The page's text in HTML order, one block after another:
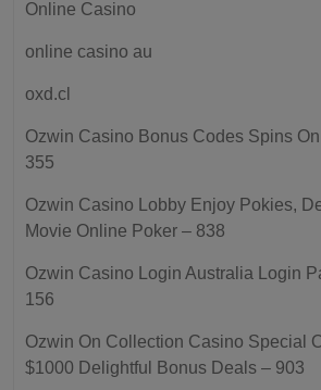
Online Casino
online casino au
oxd.cl
Ozwin Casino Bonus Codes Spins
355
Ozwin Casino Lobby Enjoy Pokies,
Movie Online Poker – 838
Ozwin Casino Login Australia Login
156
Ozwin On Collection Casino Special
$1000 Delightful Bonus Deals – 903